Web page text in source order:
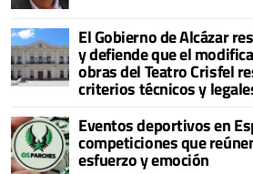
El Gobierno de Alcázar
y defiende que el
obras del Teatro Crisfel
criterios técnicos y
Eventos deportivos en
competiciones que
esfuerzo y emoción